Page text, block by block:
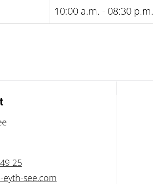
10:00 a.m. - 08:30 p.m.
25
see.com